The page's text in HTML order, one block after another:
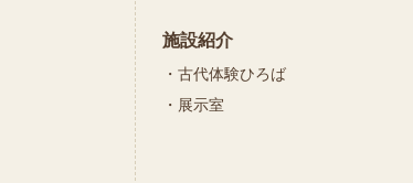
施設紹介
古代体験ひろば
展示室